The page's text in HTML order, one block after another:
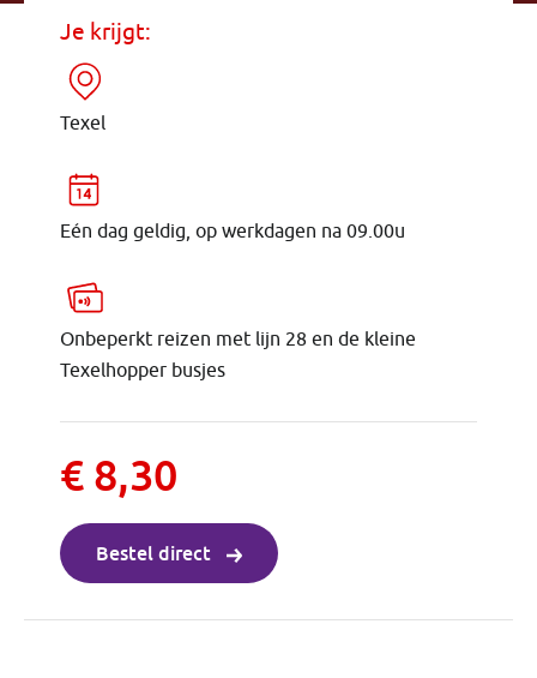
Je krijgt:
Texel
Eén dag geldig, op werkdagen na 09.00u
Onbeperkt reizen met lijn 28 en de kleine
Texelhopper busjes
€ 8,30
Bestel direct